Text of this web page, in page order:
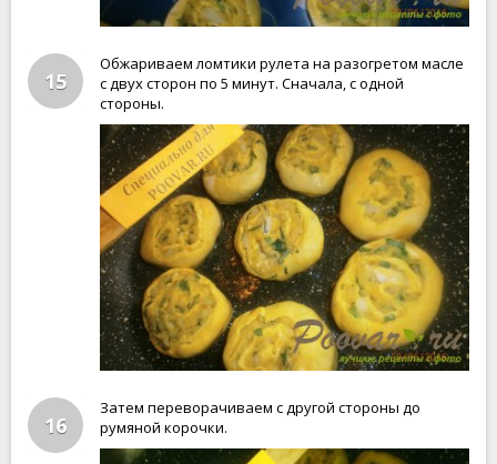
15
Обжариваем ломтики рулета на разогретом масле
с двух сторон по 5 минут. Сначала, с одной
стороны.
16
Затем переворачиваем с другой стороны до
румяной корочки.